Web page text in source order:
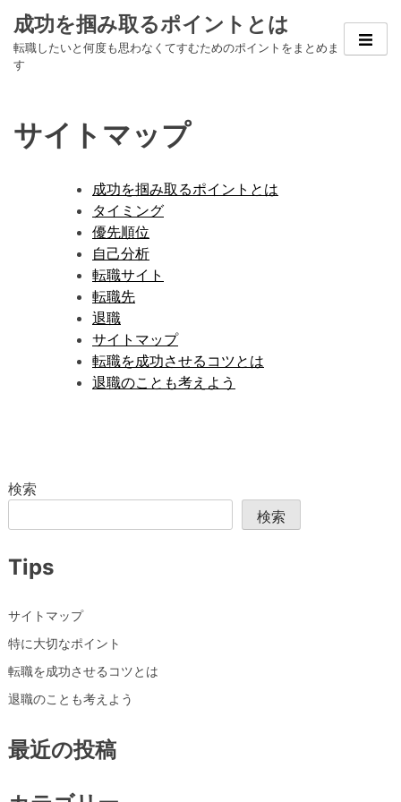
Skip
content
成功を掴み取るポイントとは
転職したいと何度も思わなくてすむためのポイントをまとめま
す
サイトマップ
成功を掴み取るポイントとは
タイミング
優先順位
自己分析
転職サイト
転職先
退職
サイトマップ
転職を成功させるコツとは
退職のことも考えよう
検索
検索
Tips
サイトマップ
特に大切なポイント
転職を成功させるコツとは
退職のことも考えよう
最近の投稿